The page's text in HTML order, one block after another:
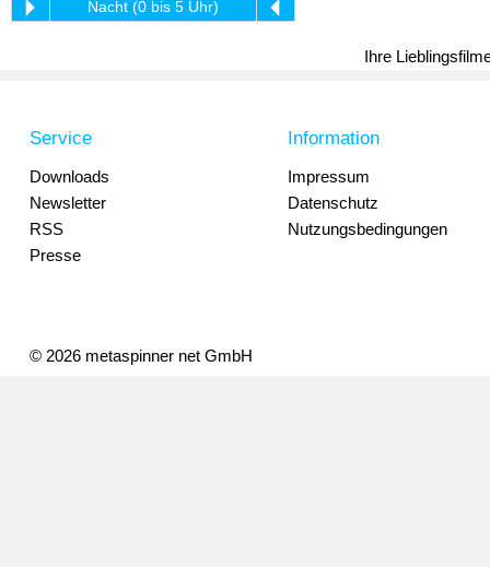
Nacht (0 bis 5 Uhr)
Ihre
Service
Downloads
Newsletter
RSS
Presse
Information
Impressum
Datenschutz
Nutzungsbedingungen
© 2026 metaspinner net GmbH